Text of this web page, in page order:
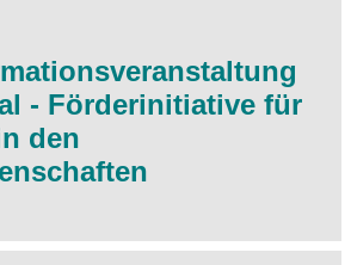
- Förderinitiative für
den